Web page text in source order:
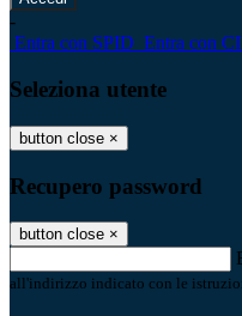
-
Entra con SPID Entra con
Seleziona utente
button close ×
Recupero password
button close ×
all'indirizzo indicato con le